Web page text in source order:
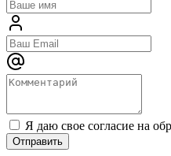
Я даю свое согласие на